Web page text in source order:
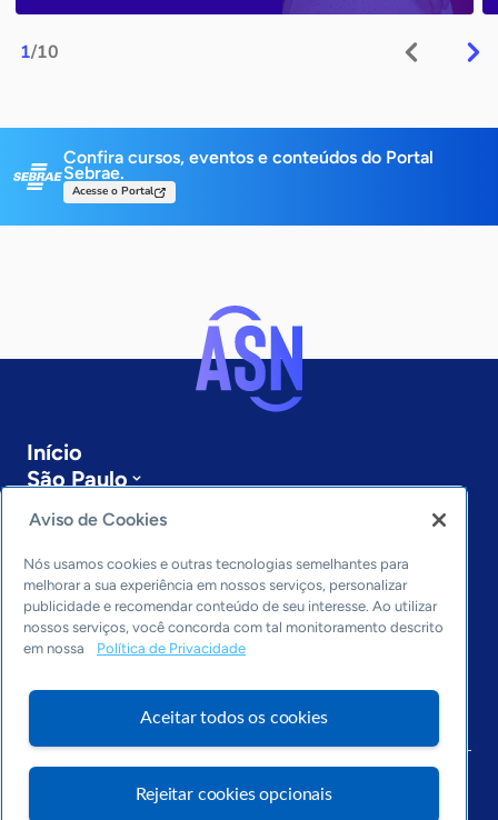
1/10
Confira cursos, eventos e conteúdos do Portal
Sebrae.
Acesse o Portal
Início
São Paulo
Últimas notícias
Entre em contato
Editorias
Economia & Política
Inovação & Tecnologia
Arquivo
Aviso de Cookies
Nós usamos cookies e outras tecnologias semelhantes para
melhorar a sua experiência em nossos serviços, personalizar
publicidade e recomendar conteúdo de seu interesse. Ao utilizar
nossos serviços, você concorda com tal monitoramento descrito
em nossa
Política de Privacidade
Aceitar todos os cookies
Rejeitar cookies opcionais